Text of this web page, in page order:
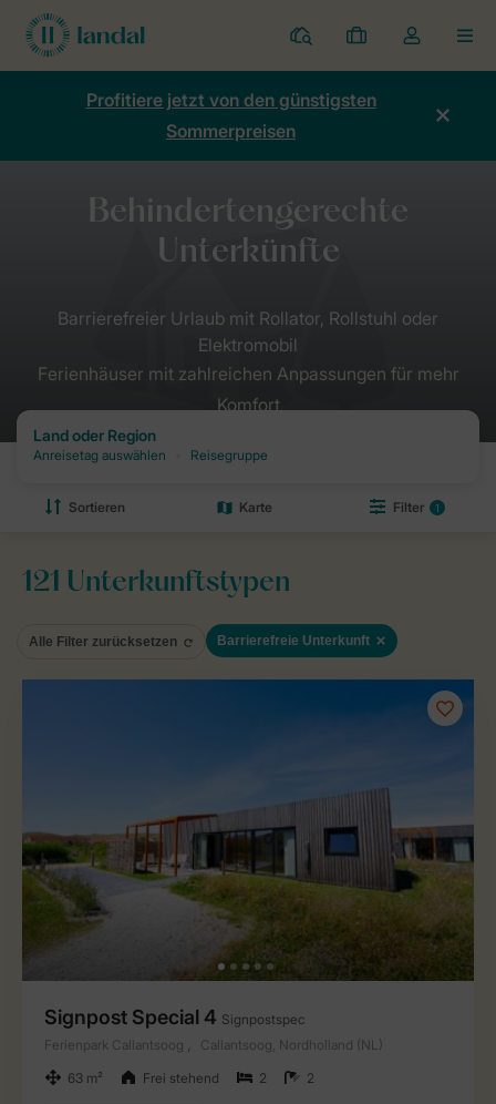
Ferienparks
Meine
Buchungen
Dropdown-
Menü
Kontos
Profitiere jetzt von den günstigsten
Sommerpreisen
Ferienhäuser mit zahlreichen Anpassungen für mehr
Komfort